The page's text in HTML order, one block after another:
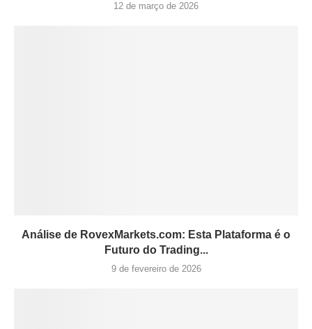
12 de março de 2026
Análise de RovexMarkets.com: Esta Plataforma é o
Futuro do Trading...
9 de fevereiro de 2026